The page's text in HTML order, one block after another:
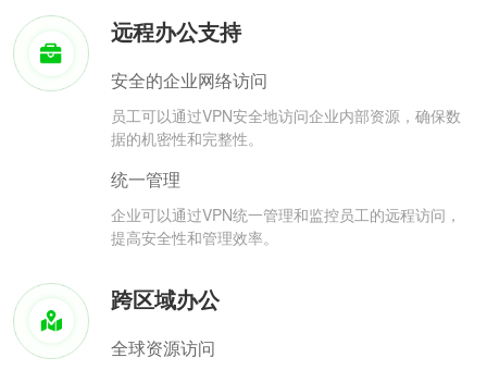
远程办公支持
安全的企业网络访问
员工可以通过VPN安全地访问企业内部资源，确保数
据的机密性和完整性。
统一管理
企业可以通过VPN统一管理和监控员工的远程访问，
提高安全性和管理效率。
跨区域办公
全球资源访问